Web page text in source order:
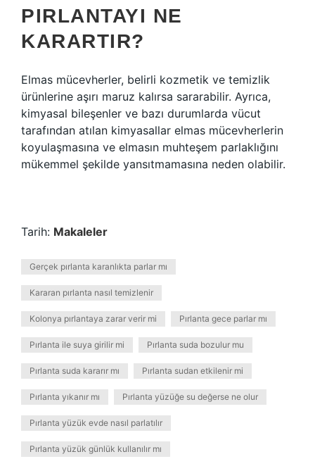
PIRLANTAYI NE
KARARTIR?
Elmas mücevherler, belirli kozmetik ve temizlik
ürünlerine aşırı maruz kalırsa sararabilir. Ayrıca,
kimyasal bileşenler ve bazı durumlarda vücut
tarafından atılan kimyasallar elmas mücevherlerin
koyulaşmasına ve elmasın muhteşem parlaklığını
mükemmel şekilde yansıtmamasına neden olabilir.
Tarih: Makaleler
Gerçek pırlanta karanlıkta parlar mı
Kararan pırlanta nasıl temizlenir
Kolonya pırlantaya zarar verir mi Pırlanta gece parlar mı
Pırlanta ile suya girilir mi Pırlanta suda bozulur mu
Pırlanta suda kararır mı Pırlanta sudan etkilenir mi
Pırlanta yıkanır mı Pırlanta yüzüğe su değerse ne olur
Pırlanta yüzük evde nasıl parlatılır
Pırlanta yüzük günlük kullanılır mı